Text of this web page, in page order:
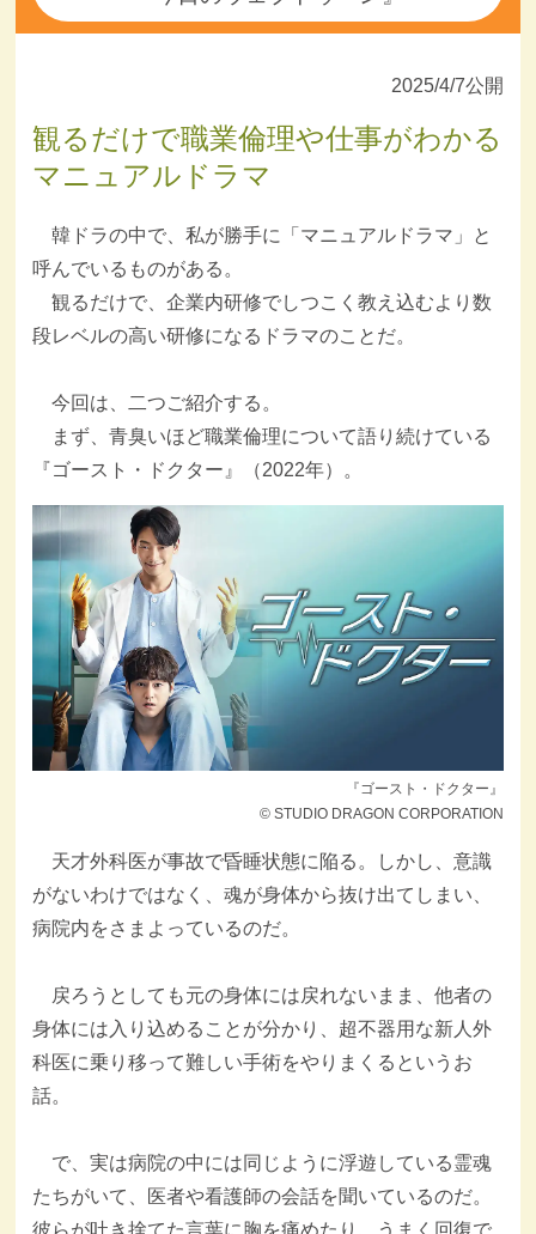
2025/4/7公開
観るだけで職業倫理や仕事がわかる
マニュアルドラマ
韓ドラの中で、私が勝手に「マニュアルドラマ」と
呼んでいるものがある。
観るだけで、企業内研修でしつこく教え込むより数
段レベルの高い研修になるドラマのことだ。
今回は、二つご紹介する。
まず、青臭いほど職業倫理について語り続けている
『ゴースト・ドクター』（2022年）。
『ゴースト・ドクター』
© STUDIO DRAGON CORPORATION
天才外科医が事故で昏睡状態に陥る。しかし、意識
がないわけではなく、魂が身体から抜け出てしまい、
病院内をさまよっているのだ。
戻ろうとしても元の身体には戻れないまま、他者の
身体には入り込めることが分かり、超不器用な新人外
科医に乗り移って難しい手術をやりまくるというお
話。
で、実は病院の中には同じように浮遊している霊魂
たちがいて、医者や看護師の会話を聞いているのだ。
彼らが吐き捨てた言葉に胸を痛めたり、うまく回復で